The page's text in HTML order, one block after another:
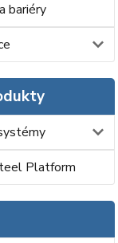
bariéry
Platform